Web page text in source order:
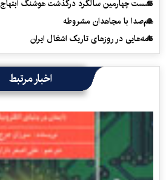
نشست چهارمین سالگرد درگذشت هوشنگ ابتهاج
هم‌صدا با مجاهدان مشروطه
نامه‌هایی در روزهای تاریک اشغال ایران
اخبار مرتبط